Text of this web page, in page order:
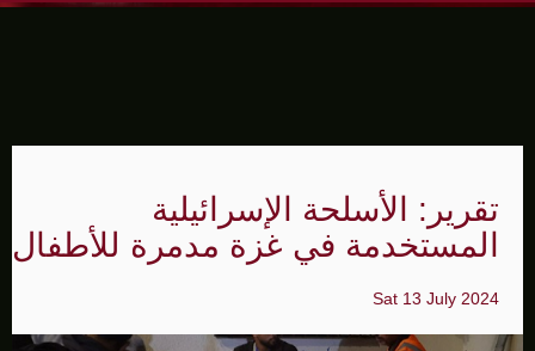
تقرير: الأسلحة الإسرائيلية
المستخدمة في غزة مدمرة للأطفال
Sat 13 July 2024